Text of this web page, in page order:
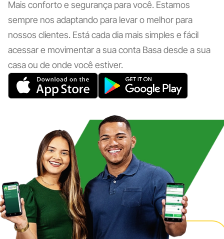
Mais conforto e segurança para você. Estamos
sempre nos adaptando para levar o melhor para
nossos clientes. Está cada dia mais simples e fácil
acessar e movimentar a sua conta Basa desde a sua
casa ou de onde você estiver.